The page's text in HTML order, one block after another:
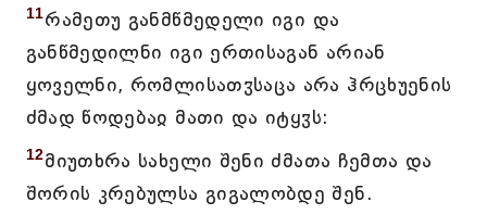
11რამეთუ განმწმედელი იგი და
განწმედილნი იგი ერთისაგან არიან
ყოველნი, რომლისათჳსაცა არა ჰრცხუენის
ძმად წოდებაჲ მათი და იტყჳს:
12მიუთხრა სახელი შენი ძმათა ჩემთა და
შორის კრებულსა გიგალობდე შენ.